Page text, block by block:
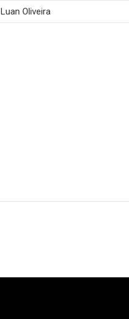
Luan Oliveira